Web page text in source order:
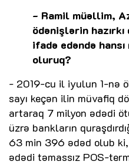
- Ramil müəllim,
ödənişlərin
ifadə edəndə
oluruq?
- 2019-cu il iyulun 1-nə
sayı keçən ilin müvafiq
artaraq 7 milyon ədədi
üzrə bankların
63 min 396 ədəd olub
ədədi təmassız POS-